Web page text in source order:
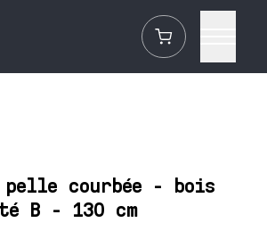
pelle courbée - bois
B - 130 cm